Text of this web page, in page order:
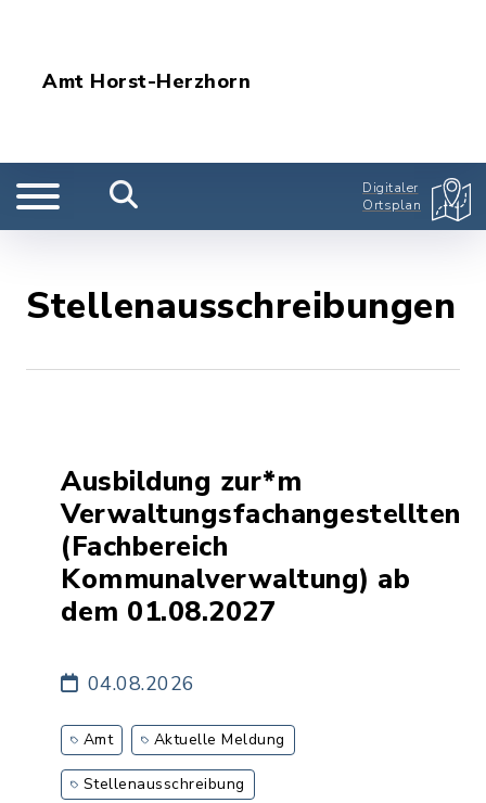
Amt Horst-Herzhorn
Digitaler
Ortsplan
Stellenausschreibungen
Ausbildung zur*m
Verwaltungsfachangestellten
(Fachbereich
Kommunalverwaltung) ab
dem 01.08.2027
04.08.2026
Amt Aktuelle Meldung
Stellenausschreibung